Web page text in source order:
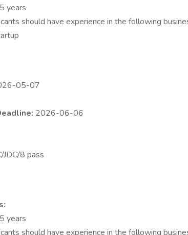
years
should have experience in the following
05-07
2026-06-06
JDC/8 pass
years
should have experience in the following